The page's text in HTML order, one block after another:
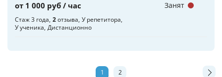
от 1 000 руб / час
Стаж 3 года 2отзыва У репетитора
У ученика Дистанционно
Занят
1 2